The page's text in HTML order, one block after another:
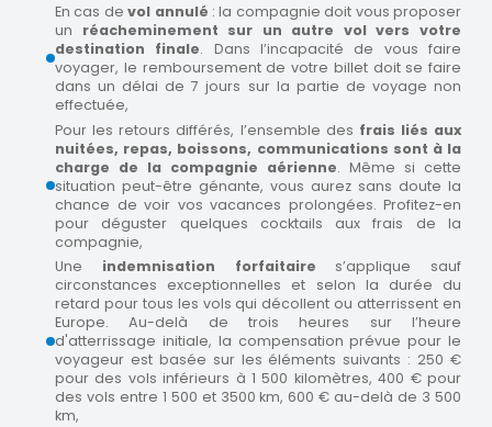
En cas devol annulé : la compagnie doit vous proposer
un réacheminement sur un autre vol vers votre
destination finale. Dans l’incapacité de vous faire
voyager, le remboursement de votre billet doit se faire
dans un délai de 7 jours sur la partie de voyage non
effectuée,
Pour les retours différés, l’ensemble des frais liés aux
nuitées, repas, boissons, communications sont à la
charge de la compagnie aérienne. Même si cette
situation peut-être génante, vous aurez sans doute la
chance de voir vos vacances prolongées. Profitez-en
pour déguster quelques cocktails aux frais de la
compagnie,
Une indemnisation forfaitaire s’applique sauf
circonstances exceptionnelles et selon la durée du
retard pour tous les vols qui décollent ou atterrissent en
Europe. Au-delà de trois heures sur l’heure
d'atterrissage initiale, la compensation prévue pour le
voyageur est basée sur les éléments suivants : 250 €
pour des vols inférieurs à 1 500 kilomètres, 400 € pour
des vols entre 1 500 et 3500 km, 600 € au-delà de 3 500
km,